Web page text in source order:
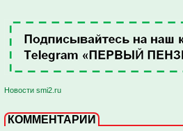
Новости smi2.ru
КОММЕНТАРИИ